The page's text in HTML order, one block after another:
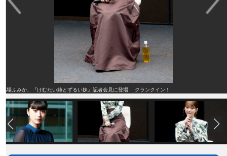
馬場ふみか、『けむたい姉とずるい妹』記者会見に登場 クランクイン！